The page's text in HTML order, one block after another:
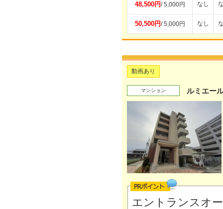
48,500円/ 5,000円 なし
50,500円/ 5,000円 なし
動画あり
マンション ルミエー
エントランスオ